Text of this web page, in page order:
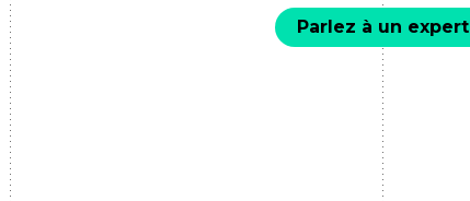
Parlez à un expert